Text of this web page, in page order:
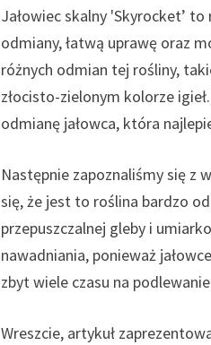
Jałowiec skalny 'Skyrocket’
odmiany, łatwą uprawę oraz
różnych odmian tej rośliny,
złocisto-zielonym kolorze
odmianę jałowca, która
Następnie zapoznaliśmy się z
się, że jest to roślina bardzo
przepuszczalnej gleby i
nawadniania, ponieważ
zbyt wiele czasu na
Wreszcie, artykuł